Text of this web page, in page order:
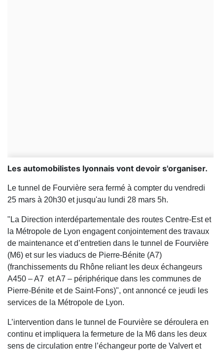
Les automobilistes lyonnais vont devoir s'organiser.
Le tunnel de Fourvière sera fermé à compter du vendredi
25 mars à 20h30 et jusqu'au lundi 28 mars 5h.
"La Direction interdépartementale des routes Centre-Est et
la Métropole de Lyon engagent conjointement des travaux
de maintenance et d’entretien dans le tunnel de Fourvière
(M6) et sur les viaducs de Pierre-Bénite (A7)
(franchissements du Rhône reliant les deux échangeurs
A450 – A7 et A7 – périphérique dans les communes de
Pierre-Bénite et de Saint-Fons)", ont annoncé ce jeudi les
services de la Métropole de Lyon.
L’intervention dans le tunnel de Fourvière se déroulera en
continu et impliquera la fermeture de la M6 dans les deux
sens de circulation entre l’échangeur porte de Valvert et